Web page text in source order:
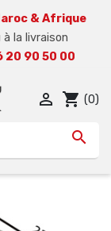
& Afrique
la livraison
20 90 50 00

 shopping_cart (0)